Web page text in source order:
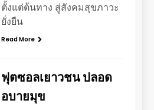
ตั้งแต่ต้นทาง สู่สังคมสุขภาวะ
ยั่งยืน
Read More
ฟุตซอลเยาวชน ปลอด
อบายมุข